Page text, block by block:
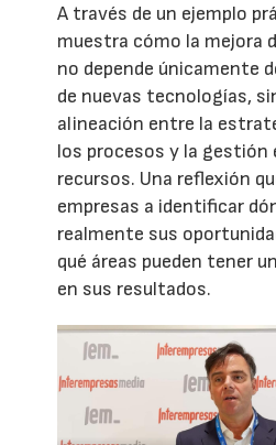
A través de un ejemplo
muestra cómo la mejora
no depende únicamente
de nuevas tecnologías,
alineación entre la
los procesos y la gestión
recursos. Una reflexión
empresas a identificar
realmente sus
qué áreas pueden tener
en sus resultados.